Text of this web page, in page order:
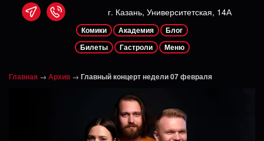
г. Казань, Университетская, 14А
Комики Академия
Блог
Билеты
Гастроли Меню
Главная → Архив → Главный концерт недели 07 февраля